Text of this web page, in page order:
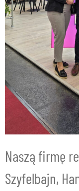
Naszą firmę
Szyfelbajn,